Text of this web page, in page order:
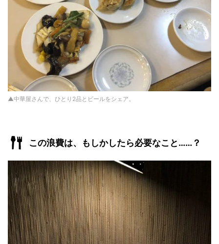
▲中華屋さんで、ひとり2品とビールをシェア。
この浪費は、もしかしたら必要なこと……？